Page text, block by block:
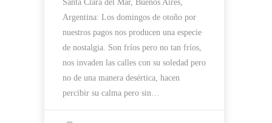
Santa Clara del Mar, Buenos Aires,
Argentina: Los domingos de otoño por
nuestros pagos nos producen una especie
de nostalgia. Son fríos pero no tan fríos,
nos invaden las calles con su soledad pero
no de una manera desértica, hacen
percibir su calma pero sin…